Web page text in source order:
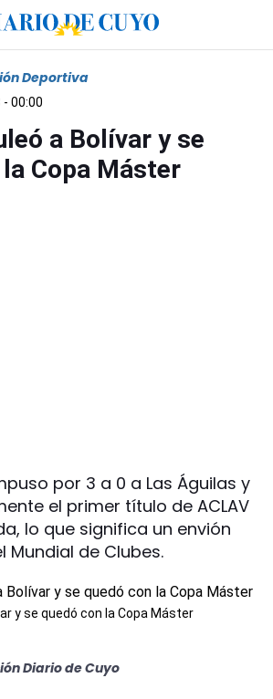
Deportiva
00:00
a Bolívar y se
Copa Máster
por 3 a 0 a Las Águilas y
el primer título de ACLAV
lo que significa un envión
Mundial de Clubes.
y se quedó con la Copa Máster
Diario de Cuyo